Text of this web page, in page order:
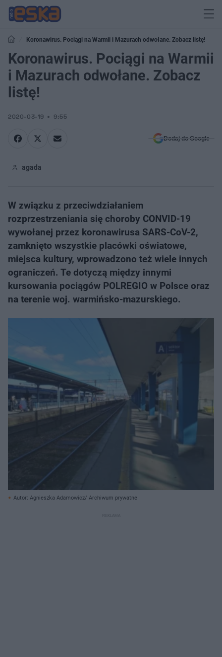
Koronawirus. Pociągi na Warmii i Mazurach odwołane. Zobacz listę!
Koronawirus. Pociągi na Warmii
i Mazurach odwołane. Zobacz
listę!
2020-03-19 9:55
Dodaj do Google
agada
W związku z przeciwdziałaniem
rozprzestrzeniania się choroby CONVID-19
wywołanej przez koronawirusa SARS-CoV-2,
zamknięto wszystkie placówki oświatowe,
miejsca kultury, wprowadzono też wiele innych
ograniczeń. Te dotyczą między innymi
kursowania pociągów POLREGIO w Polsce oraz
na terenie woj. warmińsko-mazurskiego.
Autor: Agnieszka Adamowicz/ Archiwum prywatne